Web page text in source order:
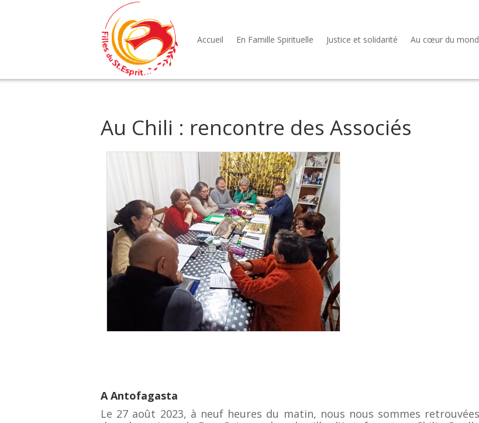
Accueil En Famille Spirituelle Justice et solidarité Au cœur du
Au Chili : rencontre des Associés
A Antofagasta
Le 27 août 2023, à neuf heures du matin, nous nous sommes retrouvées